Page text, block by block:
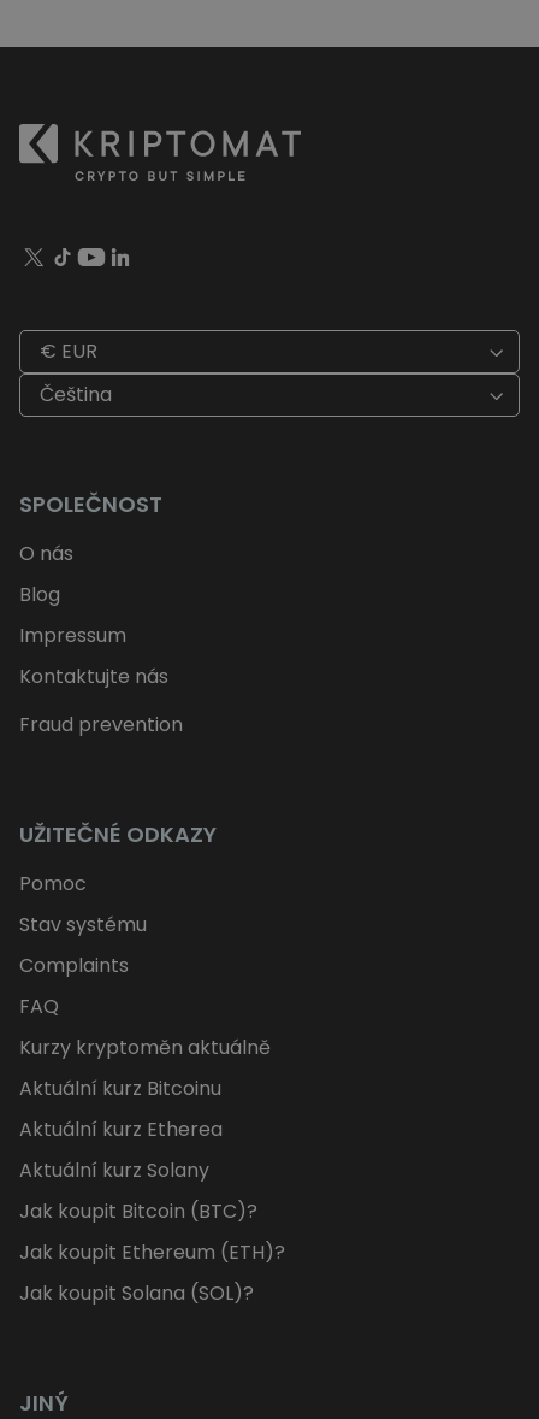
€ EUR
Čeština
SPOLEČNOST
O nás
Blog
Impressum
Kontaktujte nás
Fraud prevention
UŽITEČNÉ ODKAZY
Pomoc
Stav systému
Complaints
FAQ
Kurzy kryptoměn aktuálně
Aktuální kurz Bitcoinu
Aktuální kurz Etherea
Aktuální kurz Solany
Jak koupit Bitcoin (BTC)?
Jak koupit Ethereum (ETH)?
Jak koupit Solana (SOL)?
JINÝ